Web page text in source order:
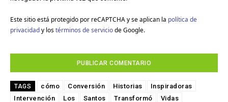
Este sitio está protegido por reCAPTCHA y se aplican la política de
privacidady los términos de serviciode Google.
TAGS cómo Conversión Historias
Inspiradoras
Intervención
Los Santos Transformó Vidas